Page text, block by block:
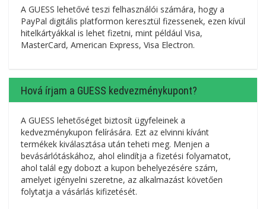
A GUESS lehetővé teszi felhasználói számára, hogy a
PayPal digitális platformon keresztül fizessenek, ezen kívül
hitelkártyákkal is lehet fizetni, mint például Visa,
MasterCard, American Express, Visa Electron.
Hová írjam a GUESS kedvezménykupont?
A GUESS lehetőséget biztosít ügyfeleinek a
kedvezménykupon felírására. Ezt az elvinni kívánt
termékek kiválasztása után teheti meg. Menjen a
bevásárlótáskához, ahol elindítja a fizetési folyamatot,
ahol talál egy dobozt a kupon behelyezésére szám,
amelyet igényelni szeretne, az alkalmazást követően
folytatja a vásárlás kifizetését.